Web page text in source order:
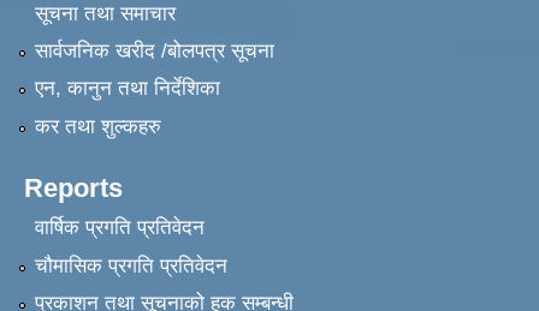
सूचना तथा समाचार
सार्वजनिक खरीद /बोलपत्र सूचना
एन, कानुन तथा निर्देशिका
कर तथा शुल्कहरु
Reports
वार्षिक प्रगति प्रतिवेदन
चौमासिक प्रगति प्रतिवेदन
प्रकाशन तथा सूचनाको हक सम्बन्धी